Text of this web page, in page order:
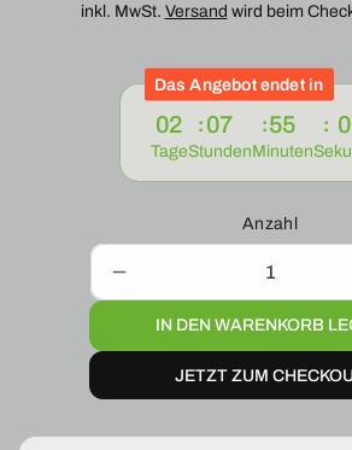
Preis
inkl. MwSt. Versand wird beim
Das Angebot endet in
02
Tage
07
Stunden
55
Minuten
Anzahl
die
Menge
für
Scheibenwischer
vorne
IN DEN WARENKORB
JETZT ZUM